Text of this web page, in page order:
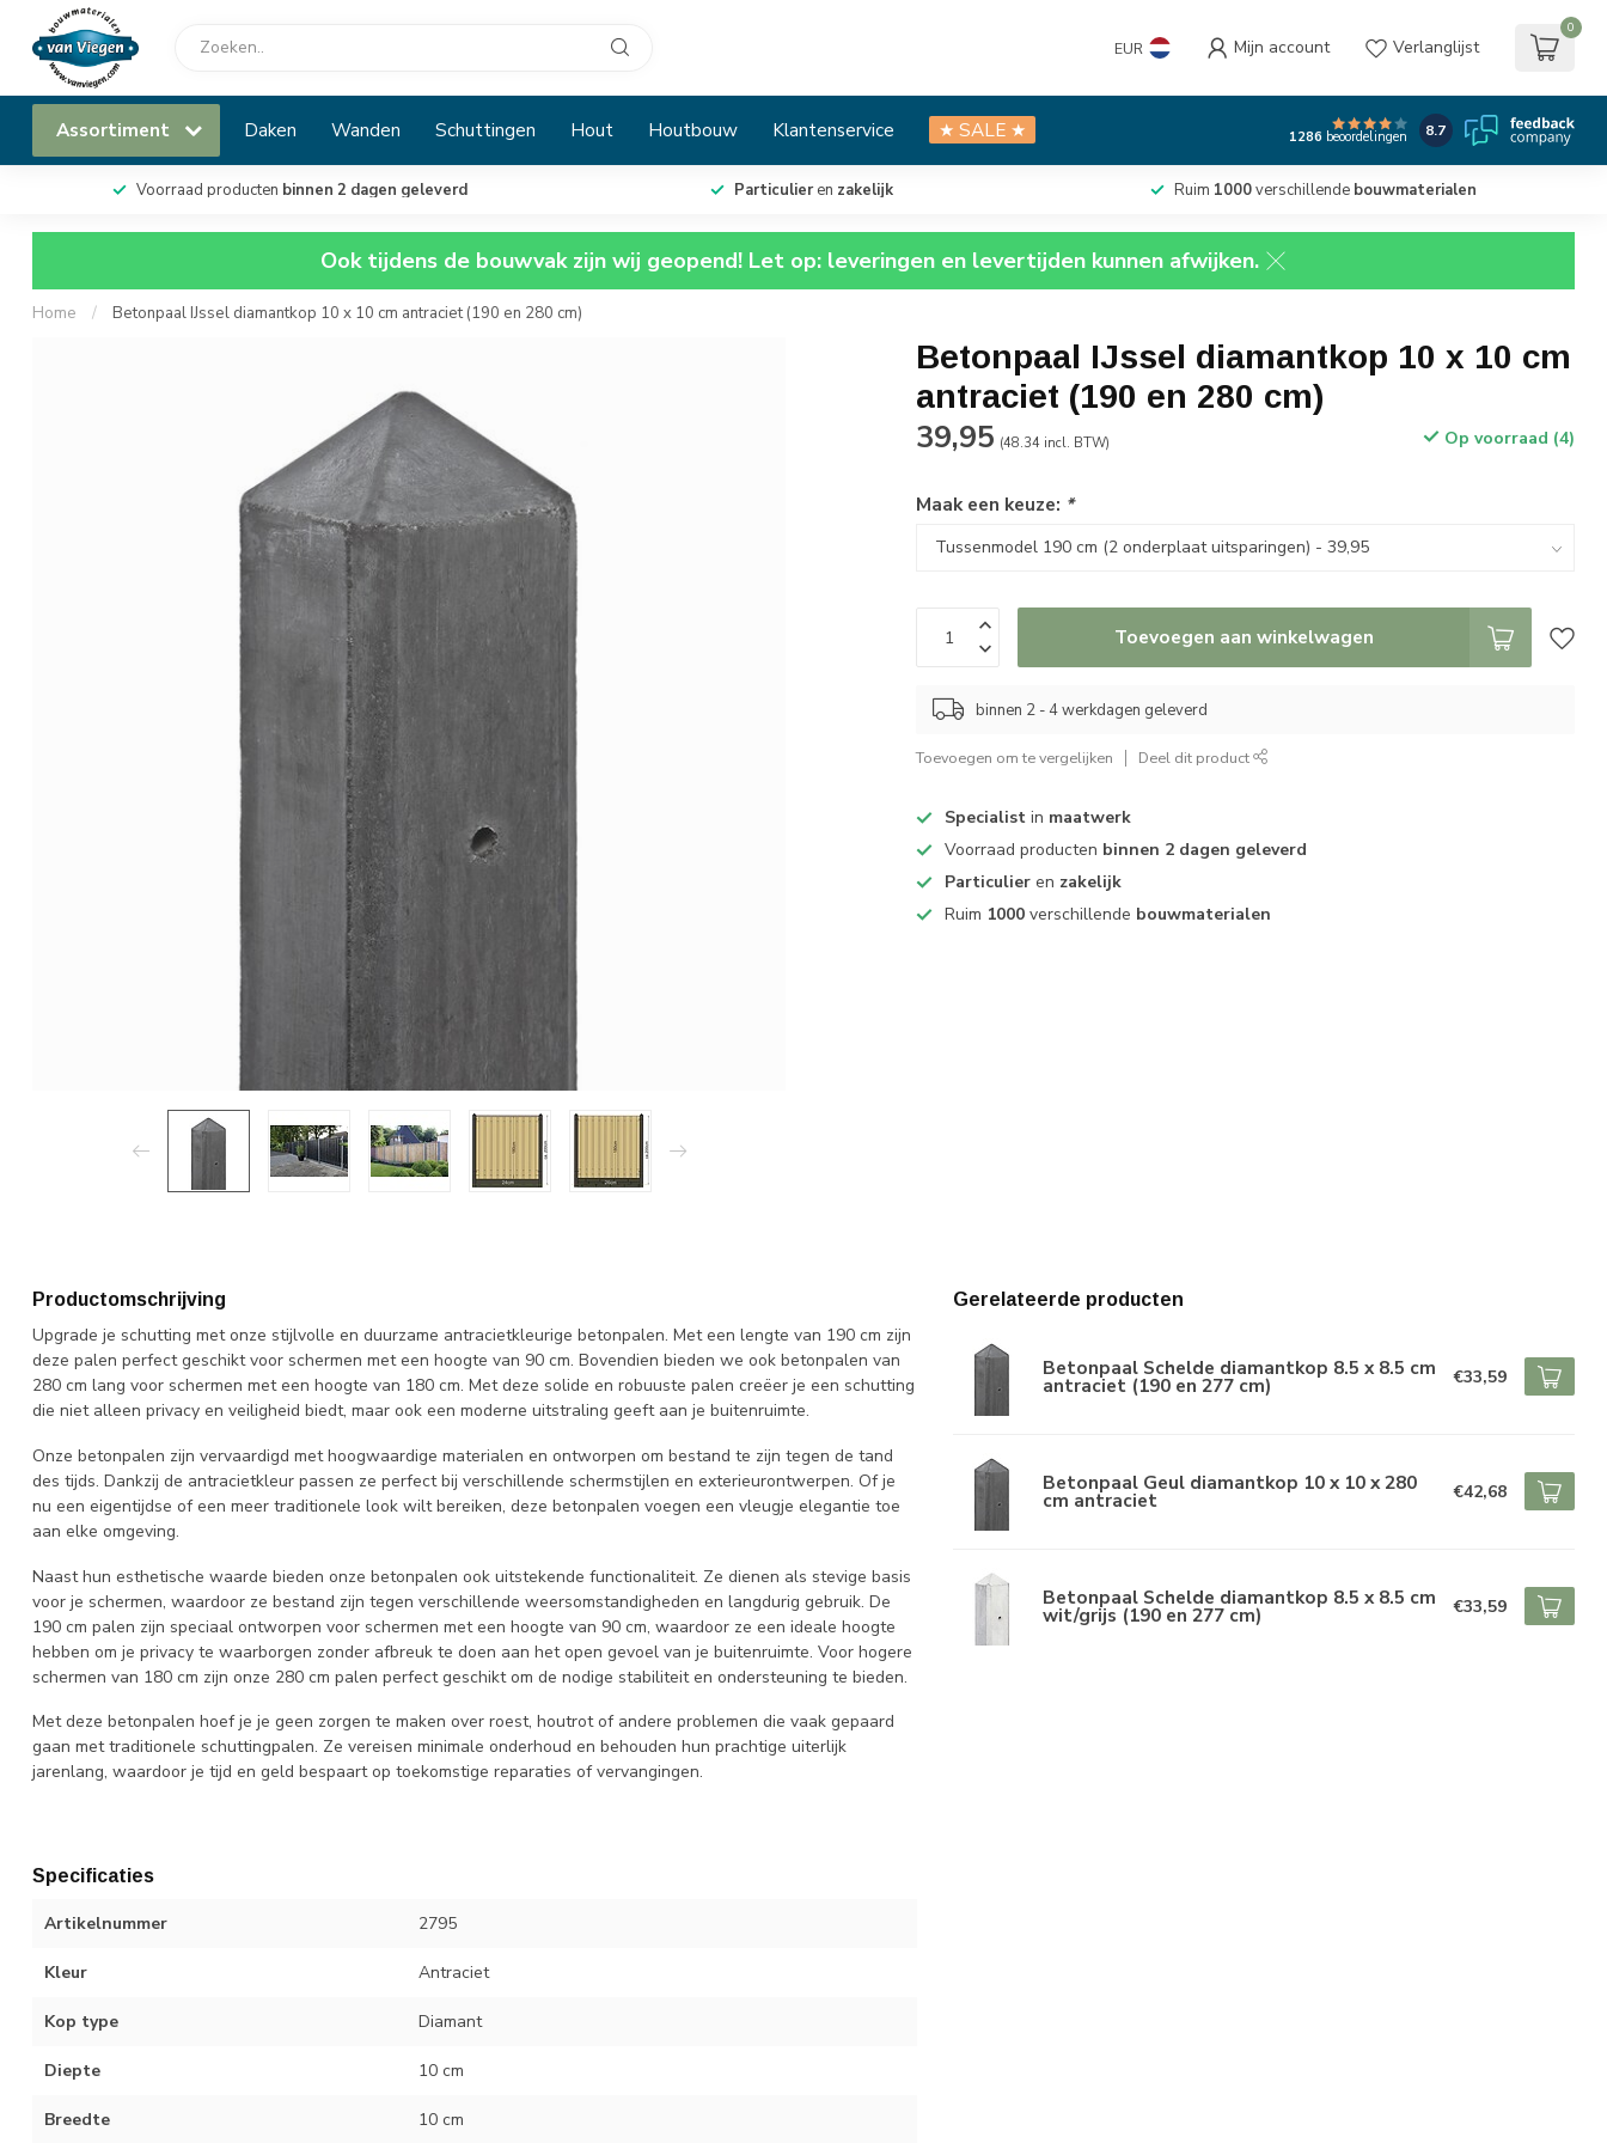
EUR Mijn account Verlanglijst
0
Assortiment Daken Wanden Schuttingen Hout Houtbouw Klantenservice ★ SALE ★ 1286 beoordelingen 8.7
Voorraad producten binnen 2 dagen geleverd Particulieren zakelijk Ruim 1000verschillende bouwmaterialen
Ook tijdens de bouwvak zijn wij geopend! Let op: leveringen en levertijden kunnen afwijken.
Home / Betonpaal IJssel diamantkop 10 x 10 cm antraciet (190 en 280 cm)
Betonpaal IJssel diamantkop 10 x 10 cm
antraciet (190 en 280 cm)
39,95 (48.34 incl. BTW) Op voorraad (4)
Maak een keuze: *
Toevoegen aan winkelwagen
binnen 2 - 4 werkdagen geleverd
Toevoegen om te vergelijken Deel dit product
Specialist in maatwerk
Voorraad producten binnen 2 dagen geleverd
Particulier en zakelijk
Ruim 1000 verschillende bouwmaterialen
Productomschrijving
Upgrade je schutting met onze stijlvolle en duurzame antracietkleurige betonpalen. Met een lengte van 190 cm zijn
deze palen perfect geschikt voor schermen met een hoogte van 90 cm. Bovendien bieden we ook betonpalen van
280 cm lang voor schermen met een hoogte van 180 cm. Met deze solide en robuuste palen creëer je een schutting
die niet alleen privacy en veiligheid biedt, maar ook een moderne uitstraling geeft aan je buitenruimte.
Onze betonpalen zijn vervaardigd met hoogwaardige materialen en ontworpen om bestand te zijn tegen de tand
des tijds. Dankzij de antracietkleur passen ze perfect bij verschillende schermstijlen en exterieurontwerpen. Of je
nu een eigentijdse of een meer traditionele look wilt bereiken, deze betonpalen voegen een vleugje elegantie toe
aan elke omgeving.
Naast hun esthetische waarde bieden onze betonpalen ook uitstekende functionaliteit. Ze dienen als stevige basis
voor je schermen, waardoor ze bestand zijn tegen verschillende weersomstandigheden en langdurig gebruik. De
190 cm palen zijn speciaal ontworpen voor schermen met een hoogte van 90 cm, waardoor ze een ideale hoogte
hebben om je privacy te waarborgen zonder afbreuk te doen aan het open gevoel van je buitenruimte. Voor hogere
schermen van 180 cm zijn onze 280 cm palen perfect geschikt om de nodige stabiliteit en ondersteuning te bieden.
Met deze betonpalen hoef je je geen zorgen te maken over roest, houtrot of andere problemen die vaak gepaard
gaan met traditionele schuttingpalen. Ze vereisen minimale onderhoud en behouden hun prachtige uiterlijk
jarenlang, waardoor je tijd en geld bespaart op toekomstige reparaties of vervangingen.
Specificaties
Artikelnummer 2795
Kleur Antraciet
Kop type Diamant
Diepte 10 cm
Breedte 10 cm
Gerelateerde producten
Betonpaal Schelde diamantkop 8.5 x 8.5 cm
antraciet (190 en 277 cm) €33,59
Betonpaal Geul diamantkop 10 x 10 x 280
cm antraciet €42,68
Betonpaal Schelde diamantkop 8.5 x 8.5 cm
wit/grijs (190 en 277 cm) €33,59